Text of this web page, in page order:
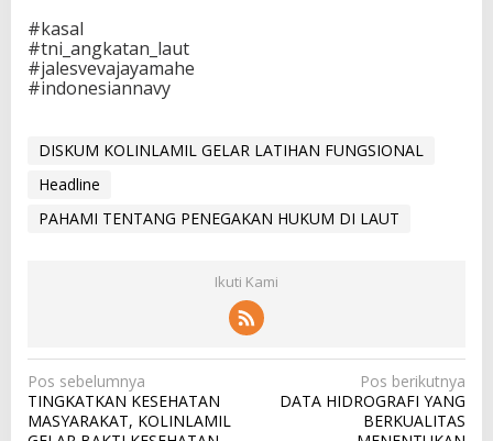
#kasal
#tni_angkatan_laut
#jalesvevajayamahe
#indonesiannavy
DISKUM KOLINLAMIL GELAR LATIHAN FUNGSIONAL
Headline
PAHAMI TENTANG PENEGAKAN HUKUM DI LAUT
Ikuti Kami
N
a
Pos sebelumnya
TINGKATKAN KESEHATAN
MASYARAKAT, KOLINLAMIL
Pos berikutnya
DATA HIDROGRAFI YANG
BERKUALITAS